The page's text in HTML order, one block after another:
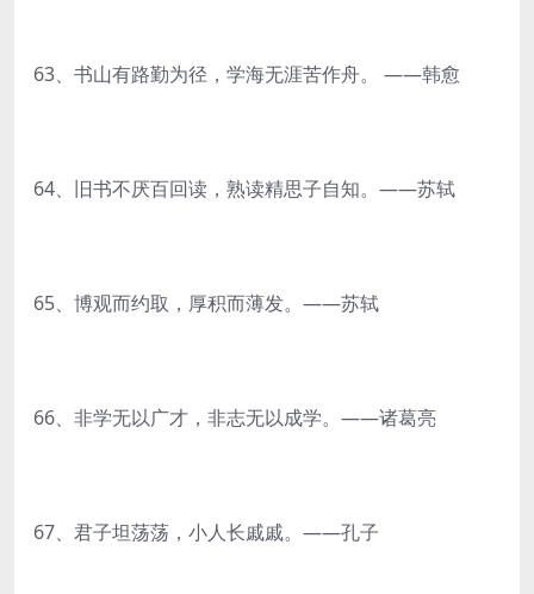
63、书山有路勤为径，学海无涯苦作舟。 ——韩愈
64、旧书不厌百回读，熟读精思子自知。——苏轼
65、博观而约取，厚积而薄发。——苏轼
66、非学无以广才，非志无以成学。——诸葛亮
67、君子坦荡荡，小人长戚戚。——孔子